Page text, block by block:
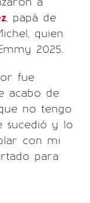
, papá de
quien
2025.
fue
acabo de
no tengo
sucedió y lo
con mi
para